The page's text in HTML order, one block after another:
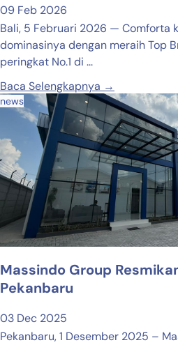
09 Feb 2026
Bali, 5 Februari 2026 — Comforta
dominasinya dengan meraih Top
peringkat No.1 di ...
Baca Selengkapnya →
news
Massindo Group
Pekanbaru
03 Dec 2025
Pekanbaru, 1 Desember 2025 –